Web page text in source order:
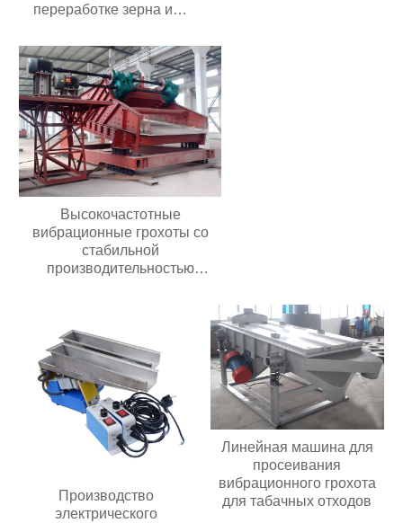
переработке зерна из
Высокочастотные
вибрационные грохоты со
стабильной
производительностью
ископаемыхВысокочастотные
вибрационные грохоты со
стабильной
производительностью
Долговечные грохоты для
добычи полезных
ископаемых
Производство
электрического
Линейная машина для
просеивания
вибрационного грохота
для табачных отходов